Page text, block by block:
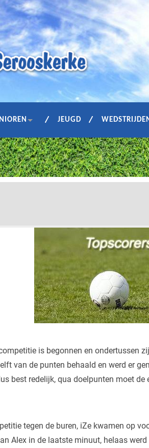
JEUGD
is begonnen en ondertussen
van de punten behaald en werd er
best redelijk, qua doelpunten moet de
tegen de buren, iZe kwamen op
Alex in de laatste minuut, helaas